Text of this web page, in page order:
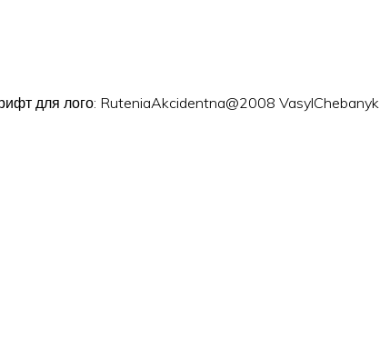
для лого: RuteniaAkcidentna@2008 VasylChebanyk